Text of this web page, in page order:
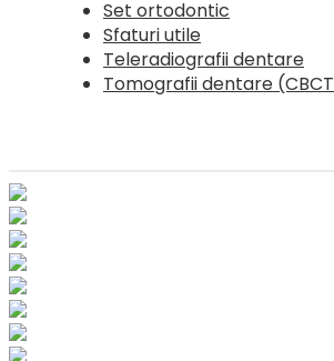
Set ortodontic
Sfaturi utile
Teleradiografii dentare
Tomografii dentare (CBCT